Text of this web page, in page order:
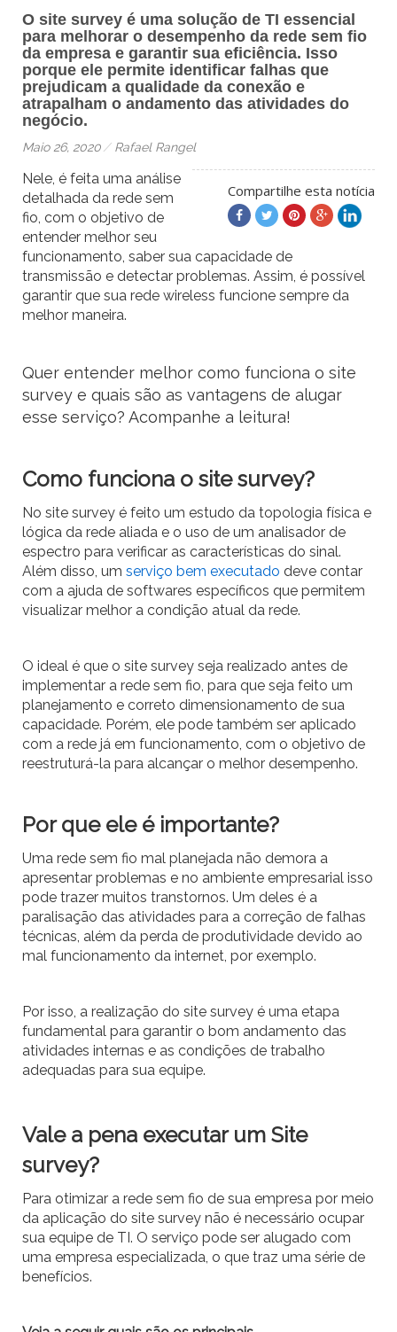
O site survey é uma solução de TI essencial
para melhorar o desempenho da rede sem fio
da empresa e garantir sua eficiência. Isso
porque ele permite identificar falhas que
prejudicam a qualidade da conexão e
atrapalham o andamento das atividades do
negócio.
Maio 26, 2020 Rafael Rangel
Compartilhe esta notícia
Nele, é feita uma análise
detalhada da rede sem
fio, com o objetivo de
entender melhor seu
funcionamento, saber sua capacidade de
transmissão e detectar problemas. Assim, é possível
garantir que sua rede wireless funcione sempre da
melhor maneira.
Quer entender melhor como funciona o site
survey e quais são as vantagens de alugar
esse serviço? Acompanhe a leitura!
Como funciona o site survey?
No site survey é feito um estudo da topologia física e
lógica da rede aliada e o uso de um analisador de
espectro para verificar as características do sinal.
Além disso, um serviço bem executado deve contar
com a ajuda de softwares específicos que permitem
visualizar melhor a condição atual da rede.
O ideal é que o site survey seja realizado antes de
implementar a rede sem fio, para que seja feito um
planejamento e correto dimensionamento de sua
capacidade. Porém, ele pode também ser aplicado
com a rede já em funcionamento, com o objetivo de
reestruturá-la para alcançar o melhor desempenho.
Por que ele é importante?
Uma rede sem fio mal planejada não demora a
apresentar problemas e no ambiente empresarial isso
pode trazer muitos transtornos. Um deles é a
paralisação das atividades para a correção de falhas
técnicas, além da perda de produtividade devido ao
mal funcionamento da internet, por exemplo.
Por isso, a realização do site survey é uma etapa
fundamental para garantir o bom andamento das
atividades internas e as condições de trabalho
adequadas para sua equipe.
Vale a pena executar um Site
survey?
Para otimizar a rede sem fio de sua empresa por meio
da aplicação do site survey não é necessário ocupar
sua equipe de TI. O serviço pode ser alugado com
uma empresa especializada, o que traz uma série de
benefícios.